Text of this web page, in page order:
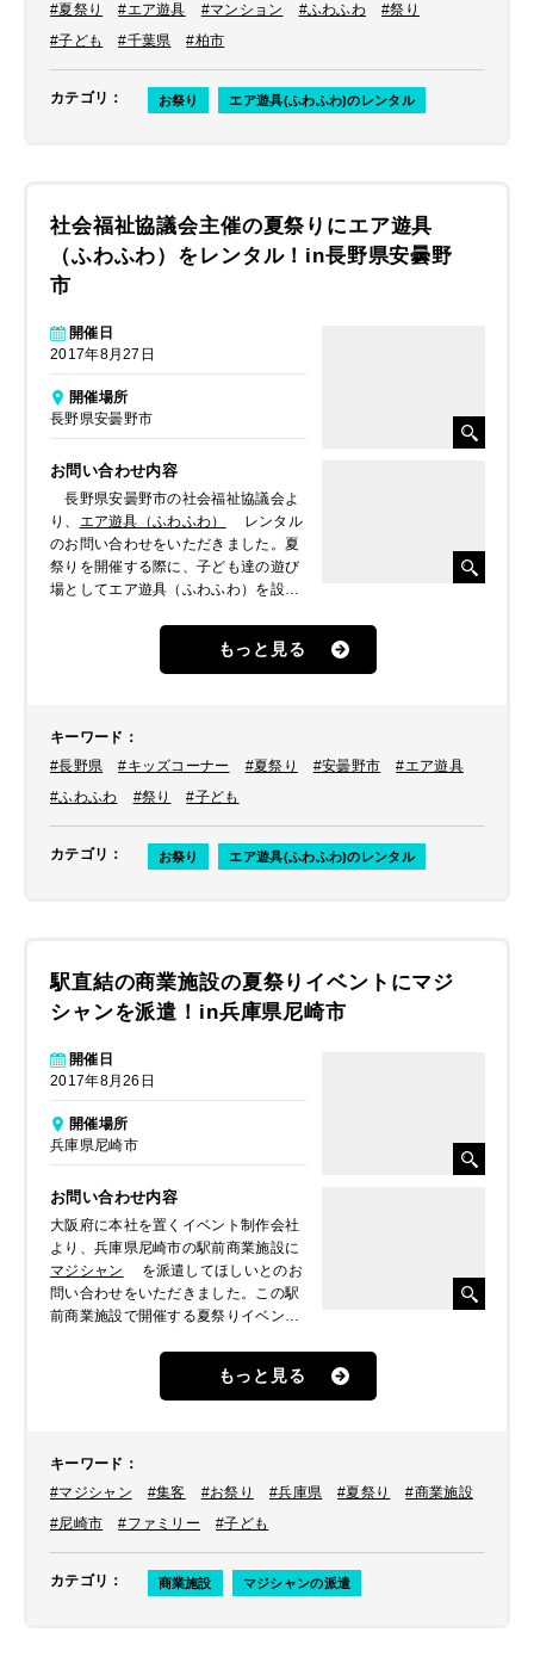
#夏祭り
#エア遊具 #マンション #ふわふわ
#祭り
#子ども
#千葉県 #柏市
カテゴリ ： お祭り エア遊具(ふわふわ)のレンタル
社会福祉協議会主催の夏祭りにエア遊具
（ふわふわ）をレンタル！in長野県安曇野
市
開催日
2017年8月27日
開催場所
長野県安曇野市
お問い合わせ内容
長野県安曇野市の社会福祉協議会よ
り、 エア遊具（ふわふわ）
レンタル
のお問い合わせをいただきました。夏
祭りを開催する際に、子ども達の遊び
場としてエア遊具（ふわふわ）を設置
たいとのことでした。
もっと見る
キーワード ：
#長野県
#キッズコーナー #夏祭り #安曇野市
#エア遊具
#ふわふわ
#祭り #子ども
カテゴリ ： お祭り エア遊具(ふわふわ)のレンタル
駅直結の商業施設の夏祭りイベントにマジ
シャンを派遣！in兵庫県尼崎市
開催日
2017年8月26日
開催場所
兵庫県尼崎市
お問い合わせ内容
大阪府に本社を置くイベント制作会社
より、兵庫県尼崎市の駅前商業施設に
マジシャン
を派遣してほしいとのお
問い合わせをいただきました。この駅
前商業施設で開催する夏祭りイベント
クを披露して楽しませてほしいとのこ
もっと見る
キーワード ：
#マジシャン
#集客 #お祭り #兵庫県 #夏祭り
#商業施設
#尼崎市
#ファミリー #子ども
カテゴリ ： 商業施設 マジシャンの派遣